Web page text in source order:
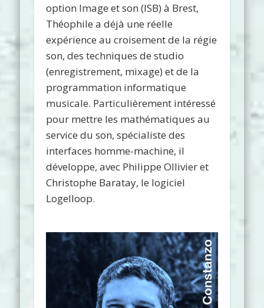
option Image et son (ISB) à Brest,
Théophile a déjà une réelle
expérience au croisement de la régie
son, des techniques de studio
(enregistrement, mixage) et de la
programmation informatique
musicale. Particulièrement intéressé
pour mettre les mathématiques au
service du son, spécialiste des
interfaces homme-machine, il
développe, avec Philippe Ollivier et
Christophe Baratay, le logiciel
Logelloop.